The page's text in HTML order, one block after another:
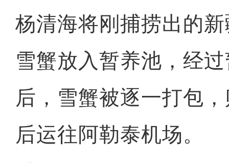
杨清海将刚捕捞出的
雪蟹放入暂养池，经
后，雪蟹被逐一打包
后运往阿勒泰机场。